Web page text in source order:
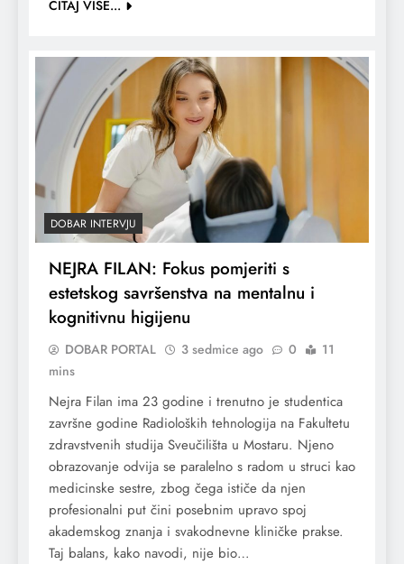
ČITAJ VIŠE...
DOBAR INTERVJU
NEJRA FILAN: Fokus pomjeriti s
estetskog savršenstva na mentalnu i
kognitivnu higijenu
DOBAR PORTAL 3 sedmice ago 0
11
mins
Nejra Filan ima 23 godine i trenutno je studentica
završne godine Radioloških tehnologija na Fakultetu
zdravstvenih studija Sveučilišta u Mostaru. Njeno
obrazovanje odvija se paralelno s radom u struci kao
medicinske sestre, zbog čega ističe da njen
profesionalni put čini posebnim upravo spoj
akademskog znanja i svakodnevne kliničke prakse.
Taj balans, kako navodi, nije bio…